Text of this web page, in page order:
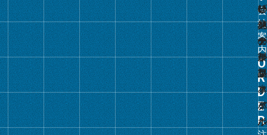
会
社
案
内
ク
グ
ル
ー
プ
リ
リ
ジ
ナ
ル
フ
ァ
イ
ル
い
フ
ァ
イ
ル
・
バ
イ
ー
パ
ー
ク
リ
ス
タ
ル
レ
ン
ダ
ー
製
本
リ
ジ
ナ
ル
ク
リ
ア
ホ
ビ
メ
モ
リ
の
他
の
製
品
じ
具